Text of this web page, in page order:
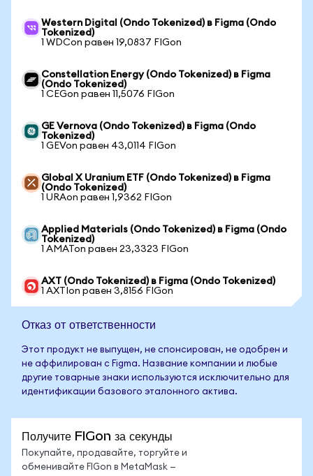
Western Digital (Ondo Tokenized) в Figma (Ondo
Tokenized)
1 WDCon равен 19,0837 FIGon
Constellation Energy (Ondo Tokenized) в Figma
(Ondo Tokenized)
1 CEGon равен 11,5076 FIGon
GE Vernova (Ondo Tokenized) в Figma (Ondo
Tokenized)
1 GEVon равен 43,0114 FIGon
Global X Uranium ETF (Ondo Tokenized) в Figma
(Ondo Tokenized)
1 URAon равен 1,9362 FIGon
Applied Materials (Ondo Tokenized) в Figma (Ondo
Tokenized)
1 AMATon равен 23,3323 FIGon
AXT (Ondo Tokenized) в Figma (Ondo Tokenized)
1 AXTIon равен 3,8156 FIGon
Отказ от ответственности
Этот продукт не выпущен, не спонсирован, не одобрен и
не аффилирован с Figma. Название компании и любые
другие товарные знаки используются исключительно для
идентификации базового эталонного актива.
Получите FIGon за секунды
Покупайте, продавайте, торгуйте и
обменивайте FIGon в MetaMask —